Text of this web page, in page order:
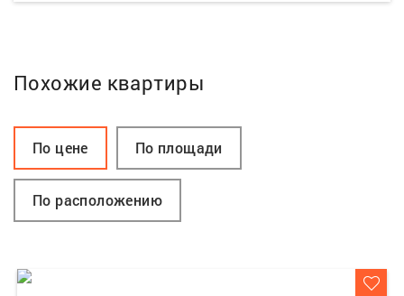
Похожие квартиры
По цене По площади
По расположению